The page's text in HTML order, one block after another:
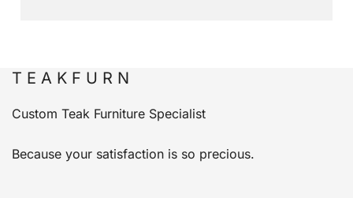
T E A K F U R N
Custom Teak Furniture Specialist
Because your satisfaction is so precious.